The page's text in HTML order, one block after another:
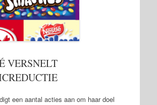
VERSNELT
een aantal acties aan om haar doel